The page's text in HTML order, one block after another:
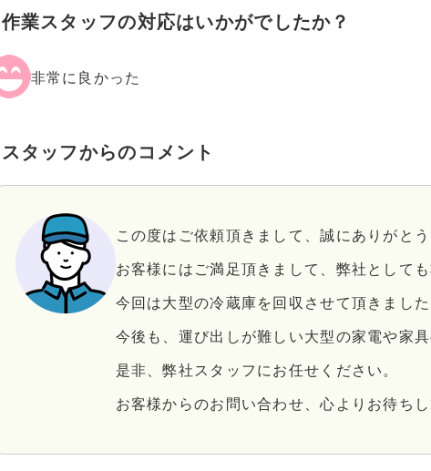
作業スタッフの対応はいかがでしたか？
非常に良かった
スタッフからのコメント
この度はご依頼頂きまして、誠にありがとう
お客様にはご満足頂きまして、弊社として
今回は大型の冷蔵庫を回収させて頂きました
今後も、運び出しが難しい大型の家電や家
是非、弊社スタッフにお任せください。
お客様からのお問い合わせ、心よりお待ちし